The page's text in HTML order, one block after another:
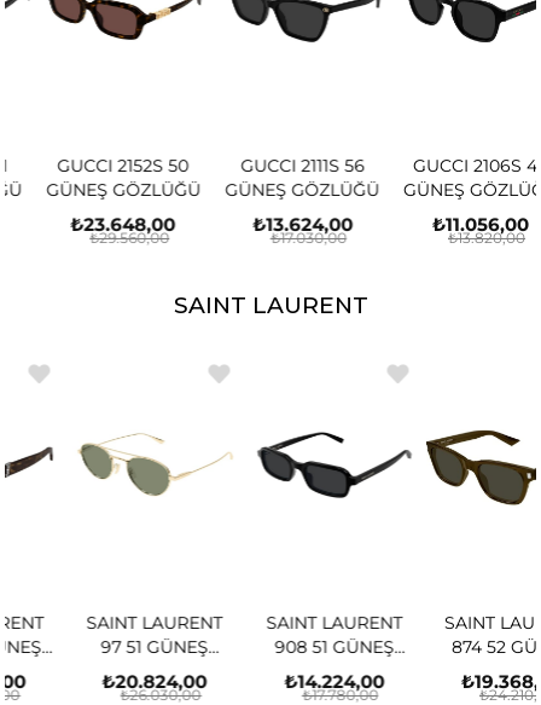
GUCCI 2152S 50
GÜNEŞ GÖZLÜĞÜ
₺23.648,00
₺29.560,00
GUCCI 2111S 56
GÜNEŞ GÖZLÜĞÜ
₺13.624,00
₺17.030,00
GUCCI 2106S 49
GÜNEŞ GÖZLÜĞÜ
₺11.056,00
₺13.820,00
SAINT LAURENT
SAINT LAURENT
97 51 GÜNEŞ
GÖZLÜĞÜ
₺20.824,00
₺26.030,00
SAINT LAURENT
908 51 GÜNEŞ
GÖZLÜĞÜ
₺14.224,00
₺17.780,00
SAINT LAURENT
874 52 GÜNEŞ
GÖZLÜĞÜ
₺19.368,00
₺24.210,00